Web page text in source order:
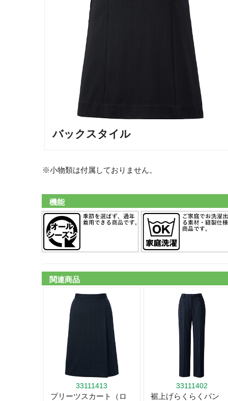
バックスタイル
※小物類は付属しておりません。
機能
関連商品
33111413
プリーツスカート（ロ
33111402
裾上げらくらくパン